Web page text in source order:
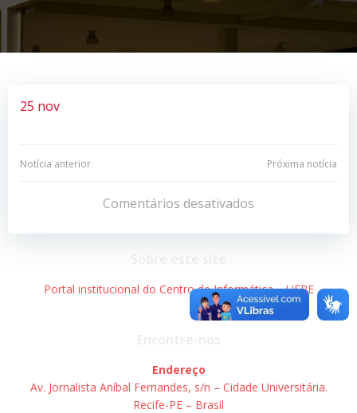
25 nov
Navegação
Post
Notícia anterior
Navegação
de
Post
Próxima notícia
Comentários desativados
Portal institucional do Centro de Informática – UFPE
Endereço
Av. Jornalista Aníbal Fernandes, s/n – Cidade Universitária.
Recife-PE – Brasil